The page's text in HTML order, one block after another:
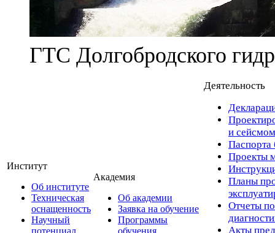
ГТС Долгобродского
Институт
Об институте
Техническая
оснащенность
Научный
потенциал
Академия
Об академии
Заявка на обучение
Программы
обучения
Деятельность
и
Паспорта
Проекты
Планы
Отчеты по
Акты